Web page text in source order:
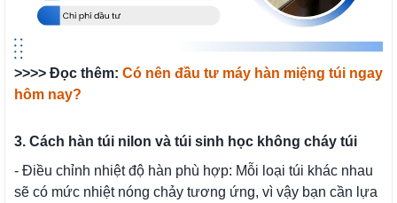
>>>> Đọc thêm: Có nên đầu tư máy hàn miệng túi ngay
hôm nay?
3. Cách hàn túi nilon và túi sinh học không cháy túi
- Điều chỉnh nhiệt độ hàn phù hợp: Mỗi loại túi khác nhau
sẽ có mức nhiệt nóng chảy tương ứng, vì vậy bạn cần lựa